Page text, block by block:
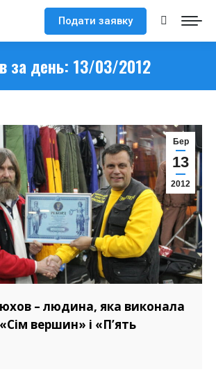
Подати заявку Search:
за день: 13/03/2012
Бер
13
2012
– людина, яка виконала
вершин» і «П’ять